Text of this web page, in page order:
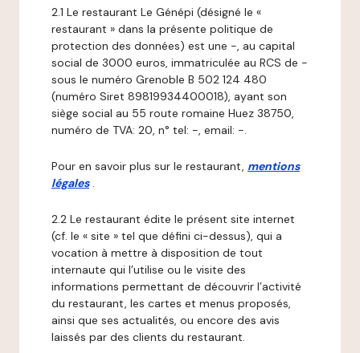
2.1 Le restaurant Le Génépi (désigné le «
restaurant » dans la présente politique de
protection des données) est une -, au capital
social de 3000 euros, immatriculée au RCS de -
sous le numéro Grenoble B 502 124 480
(numéro Siret 89819934400018), ayant son
siège social au 55 route romaine Huez 38750,
numéro de TVA: 20, n° tel: -, email: -.
Pour en savoir plus sur le restaurant, mentions
légales .
2.2 Le restaurant édite le présent site internet
(cf. le « site » tel que défini ci-dessus), qui a
vocation à mettre à disposition de tout
internaute qui l’utilise ou le visite des
informations permettant de découvrir l’activité
du restaurant, les cartes et menus proposés,
ainsi que ses actualités, ou encore des avis
laissés par des clients du restaurant.